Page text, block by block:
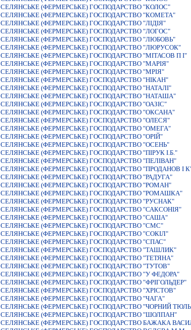
СЕЛЯНСЬКЕ (ФЕРМЕРСЬКЕ) ГОСПОДАРСТВО "КОЛОС"
СЕЛЯНСЬКЕ (ФЕРМЕРСЬКЕ) ГОСПОДАРСТВО "КОМЕТА"
СЕЛЯНСЬКЕ (ФЕРМЕРСЬКЕ) ГОСПОДАРСТВО "ЛIДIЯ"
СЕЛЯНСЬКЕ (ФЕРМЕРСЬКЕ) ГОСПОДАРСТВО "ЛОГОС"
СЕЛЯНСЬКЕ (ФЕРМЕРСЬКЕ) ГОСПОДАРСТВО "ЛЮБОВЬ"
СЕЛЯНСЬКЕ (ФЕРМЕРСЬКЕ) ГОСПОДАРСТВО "ЛЮРУСОК"
СЕЛЯНСЬКЕ (ФЕРМЕРСЬКЕ) ГОСПОДАРСТВО "МІТАСОВ П І"
СЕЛЯНСЬКЕ (ФЕРМЕРСЬКЕ) ГОСПОДАРСТВО "МАРIЯ"
СЕЛЯНСЬКЕ (ФЕРМЕРСЬКЕ) ГОСПОДАРСТВО "МРІЯ"
СЕЛЯНСЬКЕ (ФЕРМЕРСЬКЕ) ГОСПОДАРСТВО "НIКАН"
СЕЛЯНСЬКЕ (ФЕРМЕРСЬКЕ) ГОСПОДАРСТВО "НАТАЛI"
СЕЛЯНСЬКЕ (ФЕРМЕРСЬКЕ) ГОСПОДАРСТВО "НАТАША"
СЕЛЯНСЬКЕ (ФЕРМЕРСЬКЕ) ГОСПОДАРСТВО "ОАЗІС"
СЕЛЯНСЬКЕ (ФЕРМЕРСЬКЕ) ГОСПОДАРСТВО "ОКСАНА"
СЕЛЯНСЬКЕ (ФЕРМЕРСЬКЕ) ГОСПОДАРСТВО "ОЛЕСЯ"
СЕЛЯНСЬКЕ (ФЕРМЕРСЬКЕ) ГОСПОДАРСТВО "ОМЕГА"
СЕЛЯНСЬКЕ (ФЕРМЕРСЬКЕ) ГОСПОДАРСТВО "ОРIЙ"
СЕЛЯНСЬКЕ (ФЕРМЕРСЬКЕ) ГОСПОДАРСТВО "ОСЕНЬ"
СЕЛЯНСЬКЕ (ФЕРМЕРСЬКЕ) ГОСПОДАРСТВО "ПIРУК I.Б."
СЕЛЯНСЬКЕ (ФЕРМЕРСЬКЕ) ГОСПОДАРСТВО "ПЕЛIВАН"
СЕЛЯНСЬКЕ (ФЕРМЕРСЬКЕ) ГОСПОДАРСТВО "ПРОДАНОВ I
СЕЛЯНСЬКЕ (ФЕРМЕРСЬКЕ) ГОСПОДАРСТВО "РАДУГА"
СЕЛЯНСЬКЕ (ФЕРМЕРСЬКЕ) ГОСПОДАРСТВО "РОМАН"
СЕЛЯНСЬКЕ (ФЕРМЕРСЬКЕ) ГОСПОДАРСТВО "РОМАШКА"
СЕЛЯНСЬКЕ (ФЕРМЕРСЬКЕ) ГОСПОДАРСТВО "РУСНАК"
СЕЛЯНСЬКЕ (ФЕРМЕРСЬКЕ) ГОСПОДАРСТВО "САКСОНIЯ"
СЕЛЯНСЬКЕ (ФЕРМЕРСЬКЕ) ГОСПОДАРСТВО "САША"
СЕЛЯНСЬКЕ (ФЕРМЕРСЬКЕ) ГОСПОДАРСТВО "СМС"
СЕЛЯНСЬКЕ (ФЕРМЕРСЬКЕ) ГОСПОДАРСТВО "СОКIЛ"
СЕЛЯНСЬКЕ (ФЕРМЕРСЬКЕ) ГОСПОДАРСТВО "СПАС"
СЕЛЯНСЬКЕ (ФЕРМЕРСЬКЕ) ГОСПОДАРСТВО "ТАШЛИК"
СЕЛЯНСЬКЕ (ФЕРМЕРСЬКЕ) ГОСПОДАРСТВО "ТЕТЯНА"
СЕЛЯНСЬКЕ (ФЕРМЕРСЬКЕ) ГОСПОДАРСТВО "ТУТОВ"
СЕЛЯНСЬКЕ (ФЕРМЕРСЬКЕ) ГОСПОДАРСТВО "У ФЕДОРА"
СЕЛЯНСЬКЕ (ФЕРМЕРСЬКЕ) ГОСПОДАРСТВО "ФРIГОЛЬДЕР"
СЕЛЯНСЬКЕ (ФЕРМЕРСЬКЕ) ГОСПОДАРСТВО "ХРIСТОВ"
СЕЛЯНСЬКЕ (ФЕРМЕРСЬКЕ) ГОСПОДАРСТВО "ЧАГА"
СЕЛЯНСЬКЕ (ФЕРМЕРСЬКЕ) ГОСПОДАРСТВО "ЧОРНИЙ
СЕЛЯНСЬКЕ (ФЕРМЕРСЬКЕ) ГОСПОДАРСТВО "ШОЛПАН"
СЕЛЯНСЬКЕ (ФЕРМЕРСЬКЕ) ГОСПОДАРСТВО БАЖАКА